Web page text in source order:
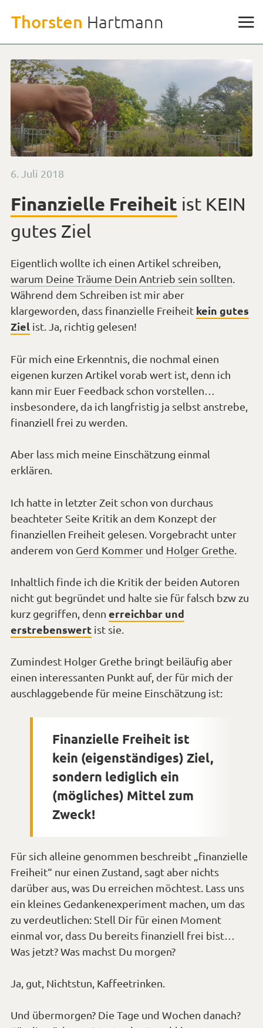
den
Inhalten
Thorsten Hartmann
Veröffentlicht
6. Juli 2018
Finanzielle Freiheit ist KEIN
gutes Ziel
Eigentlich wollte ich einen Artikel schreiben,
warum Deine Träume Dein Antrieb sein sollten.
Während dem Schreiben ist mir aber
klargeworden, dass finanzielle Freiheit kein gutes
Ziel ist. Ja, richtig gelesen!
Für mich eine Erkenntnis, die nochmal einen
eigenen kurzen Artikel vorab wert ist, denn ich
kann mir Euer Feedback schon vorstellen…
insbesondere, da ich langfristig ja selbst anstrebe,
finanziell frei zu werden.
Aber lass mich meine Einschätzung einmal
erklären.
Ich hatte in letzter Zeit schon von durchaus
beachteter Seite Kritik an dem Konzept der
finanziellen Freiheit gelesen. Vorgebracht unter
anderem von Gerd Kommer und Holger Grethe
Inhaltlich finde ich die Kritik der beiden Autoren
nicht gut begründet und halte sie für falsch bzw zu
kurz gegriffen, dennerreichbar und
erstrebenswert ist sie.
Zumindest Holger Grethe bringt beiläufig aber
einen interessanten Punkt auf, der für mich der
auschlaggebende für meine Einschätzung ist:
Finanzielle Freiheit ist
kein (eigenständiges) Ziel,
sondern lediglich ein
(mögliches) Mittel zum
Zweck!
Für sich alleine genommen beschreibt „finanzielle
Freiheit“ nur einen Zustand, sagt aber nichts
darüber aus, was Du erreichen möchtest. Lass uns
ein kleines Gedankenexperiment machen, um das
zu verdeutlichen: Stell Dir für einen Moment
einmal vor, dass Du bereits finanziell frei bist…
Was jetzt? Was machst Du morgen?
Ja, gut, Nichtstun, Kaffeetrinken.
Und übermorgen? Die Tage und Wochen danach?